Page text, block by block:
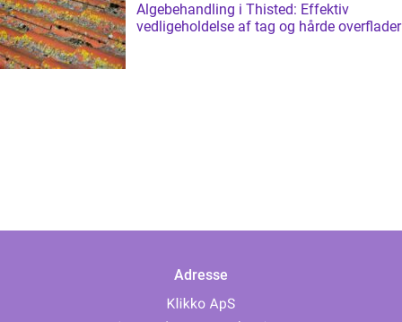
Algebehandling i Thisted: Effektiv
vedligeholdelse af tag og hårde overflader
Adresse